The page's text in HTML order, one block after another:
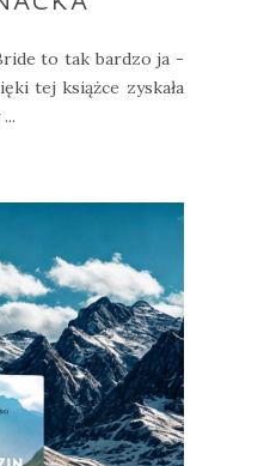
to tak bardzo ja -
tej książce zyskała